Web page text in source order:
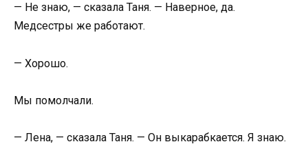
— Не знаю, — сказала Таня. — Наверное, да.
Медсестры же работают.
— Хорошо.
Мы помолчали.
— Лена, — сказала Таня. — Он выкарабкается. Я знаю.